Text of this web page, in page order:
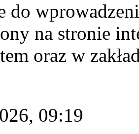
do
na stronie
oraz w
09:19